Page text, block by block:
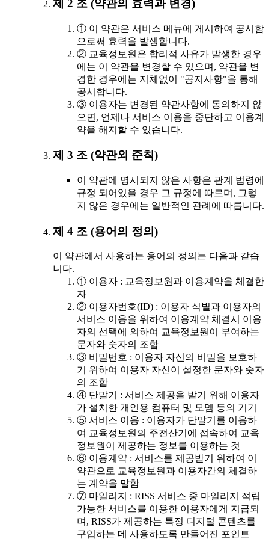
제 2 조 (약관의 효력과 변경)
① 이 약관은 서비스 메뉴에 게시하여 공시함
으로써 효력을 발생합니다.
② 교육정보원은 합리적 사유가 발생한 경우
에는 이 약관을 변경할 수 있으며, 약관을 변
경한 경우에는 지체없이 "공지사항"을 통해
공시합니다.
③ 이용자는 변경된 약관사항에 동의하지 않
으면, 언제나 서비스 이용을 중단하고 이용계
약을 해지할 수 있습니다.
제 3 조 (약관외 준칙)
이 약관에 명시되지 않은 사항은 관계 법령에
규정 되어있을 경우 그 규정에 따르며, 그렇
지 않은 경우에는 일반적인 관례에 따릅니다.
제 4 조 (용어의 정의)
이 약관에서 사용하는 용어의 정의는 다음과 같습
니다.
① 이용자 : 교육정보원과 이용계약을 체결한
자
② 이용자번호(ID) : 이용자 식별과 이용자의
서비스 이용을 위하여 이용계약 체결시 이용
자의 선택에 의하여 교육정보원이 부여하는
문자와 숫자의 조합
③ 비밀번호 : 이용자 자신의 비밀을 보호하
기 위하여 이용자 자신이 설정한 문자와 숫자
의 조합
④ 단말기 : 서비스 제공을 받기 위해 이용자
가 설치한 개인용 컴퓨터 및 모뎀 등의 기기
⑤ 서비스 이용 : 이용자가 단말기를 이용하
여 교육정보원의 주전산기에 접속하여 교육
정보원이 제공하는 정보를 이용하는 것
⑥ 이용계약 : 서비스를 제공받기 위하여 이
약관으로 교육정보원과 이용자간의 체결하
는 계약을 말함
⑦ 마일리지 : RISS 서비스 중 마일리지 적립
가능한 서비스를 이용한 이용자에게 지급되
며, RISS가 제공하는 특정 디지털 콘텐츠를
구입하는 데 사용하도록 만들어진 포인트